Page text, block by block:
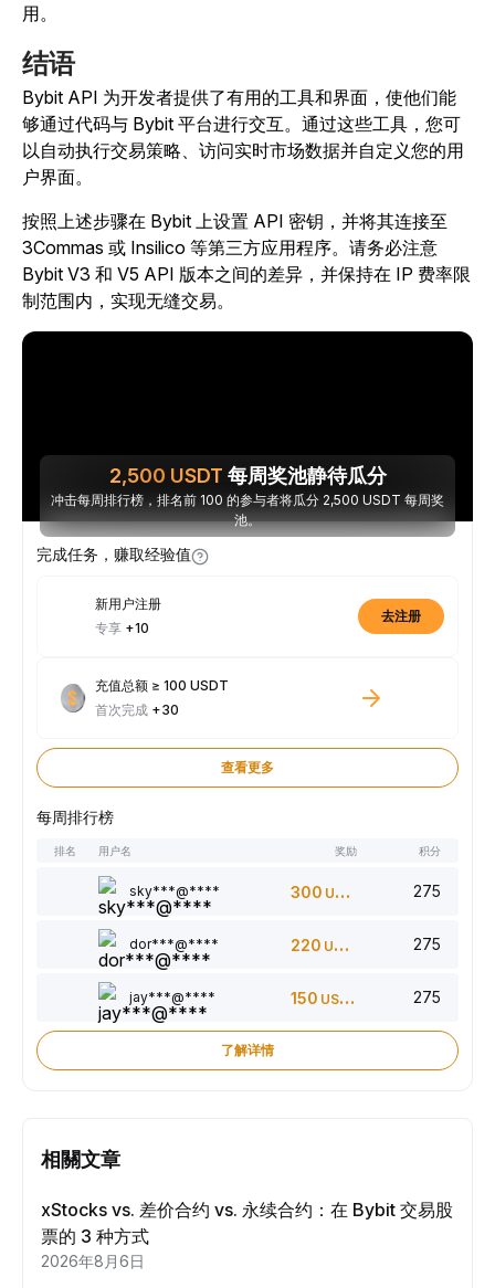
用。
结语
Bybit API 为开发者提供了有用的工具和界面，使他们能
够通过代码与 Bybit 平台进行交互。通过这些工具，您可
以自动执行交易策略、访问实时市场数据并自定义您的用
户界面。
按照上述步骤在 Bybit 上设置 API 密钥，并将其连接至
3Commas 或 Insilico 等第三方应用程序。请务必注意
Bybit V3 和 V5 API 版本之间的差异，并保持在 IP 费率限
制范围内，实现无缝交易。
2,500 USDT 每周奖池静待瓜分
冲击每周排行榜，排名前 100 的参与者将瓜分 2,500 USDT 每周奖
池。
完成任务，赚取经验值
新用户注册
专享 +10
去注册
充值总额 ≥ 100 USDT
首次完成 +30
查看更多
每周排行榜
排名 用户名 奖励 积分
sky***@**** 300 USDT 275
dor***@**** 220 USDT 275
jay***@**** 150 USDT 275
了解详情
相關文章
xStocks vs. 差价合约 vs. 永续合约：在 Bybit 交易股
票的 3 种方式
2026年8月6日